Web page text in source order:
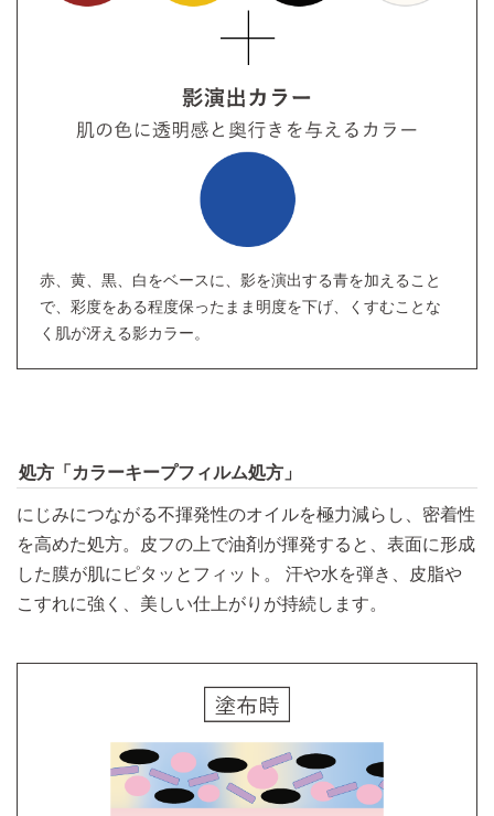
赤、黄、黒、白をベースに、影を演出する青を加えること
で、彩度をある程度保ったまま明度を下げ、くすむことな
く肌が冴える影カラー。
処方「カラーキープフィルム処方」
にじみにつながる不揮発性のオイルを極力減らし、密着性
を高めた処方。皮フの上で油剤が揮発すると、表面に形成
した膜が肌にピタッとフィット。 汗や水を弾き、皮脂や
こすれに強く、美しい仕上がりが持続します。